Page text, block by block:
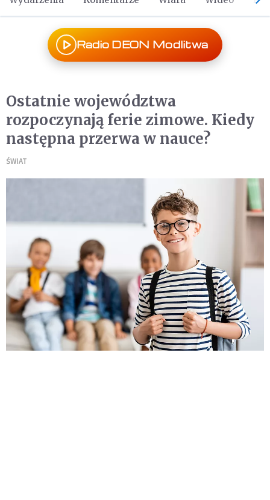
Radio DEON Modlitwa
Ostatnie województwa
rozpoczynają ferie zimowe. Kiedy
następna przerwa w nauce?
ŚWIAT